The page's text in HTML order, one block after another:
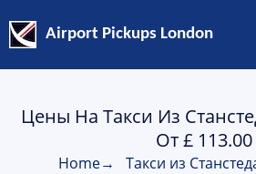
Airport Pickups London
Цены На Такси Из
От £ 113.00
Home→ Такси из